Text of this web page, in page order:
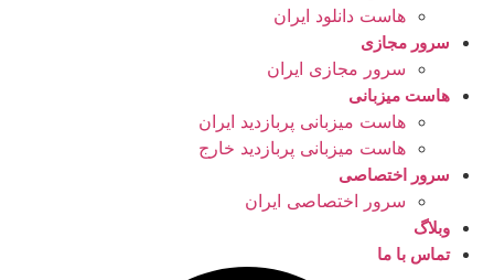
هاست دانلود ایران
سرور مجازی
سرور مجازی ایران
هاست میزبانی
هاست میزبانی پربازدید ایران
هاست میزبانی پربازدید خارج
سرور اختصاصی
سرور اختصاصی ایران
وبلاگ
تماس با ما